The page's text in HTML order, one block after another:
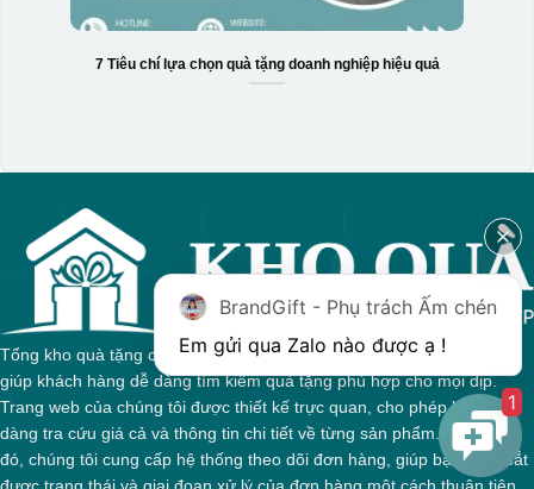
7 Tiêu chí lựa chọn quà tặng doanh nghiệp hiệu quả
Tổng kho quà tặng của chúng tôi tự hào với sự đa dạng sản phẩm,
giúp khách hàng dễ dàng tìm kiếm quà tặng phù hợp cho mọi dịp.
Trang web của chúng tôi được thiết kế trực quan, cho phép bạn dễ
dàng tra cứu giá cả và thông tin chi tiết về từng sản phẩm. Bên cạnh
đó, chúng tôi cung cấp hệ thống theo dõi đơn hàng, giúp bạn nắm bắt
BrandGift - Phụ trách Ấm chén
1